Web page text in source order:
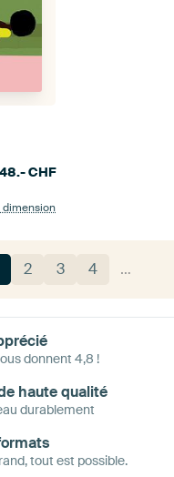
CHF
dimension
2 3 4 …
donnent 4,8 !
haute qualité
durablement
tout est possible.